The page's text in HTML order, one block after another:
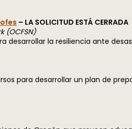
– LA SOLICITUD ESTÁ CERRADA
(OCFSN)
desarrollar la resiliencia ante
para desarrollar un plan de